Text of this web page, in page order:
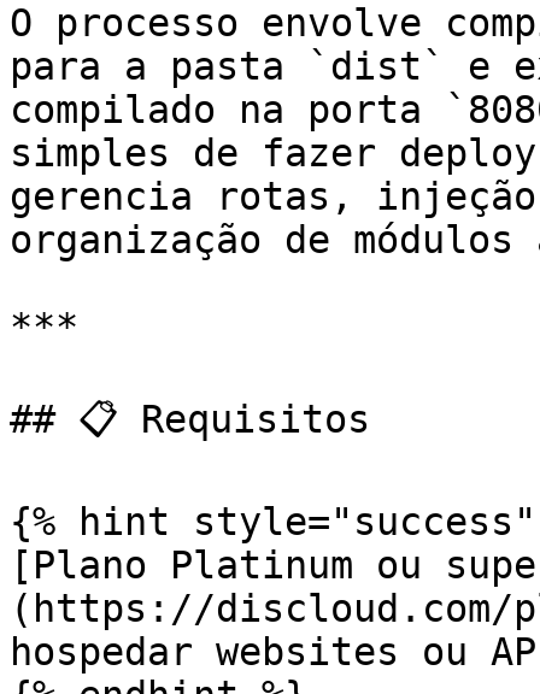
O processo envolve
para a pasta `dist` e
compilado na porta
simples de fazer
gerencia rotas, injeção
organização de módulos
***
## 📋 Requisitos
{% hint style="success"
[Plano Platinum ou
(https://discloud.com/
hospedar websites ou